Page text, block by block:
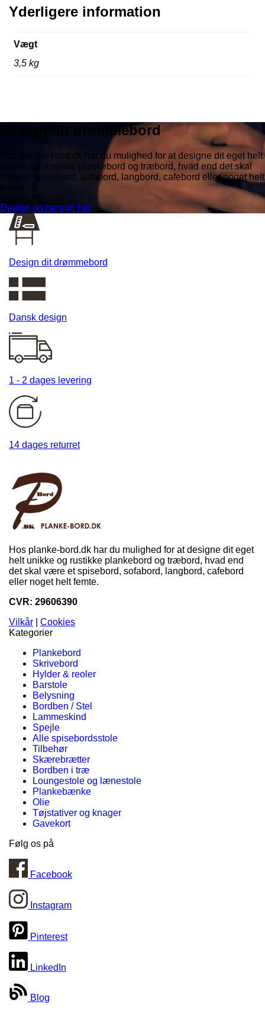
Yderligere information
Vægt
3,5 kg
Design dit drømmebord
Hos planke-bord.dk har du mulighed for at designe dit eget helt
unikke og rustikke plankebord og træbord, hvad end det skal
være et spisebord, sofabord, langbord, cafebord eller noget helt
femte.
Design og beregn her
Design dit drømmebord
Dansk design
1 - 2 dages levering
14 dages returret
Hos planke-bord.dk har du mulighed for at designe dit eget
helt unikke og rustikke plankebord og træbord, hvad end
det skal være et spisebord, sofabord, langbord, cafebord
eller noget helt femte.
CVR: 29606390
Vilkår
Cookies
Kategorier
Plankebord
Skrivebord
Hylder & reoler
Barstole
Belysning
Bordben / Stel
Lammeskind
Spejle
Alle spisebordsstole
Tilbehør
Skærebrætter
Bordben i træ
Loungestole og lænestole
Plankebænke
Olie
Tøjstativer og knager
Gavekort
Følg os på
Facebook
Instagram
Pinterest
LinkedIn
Blog